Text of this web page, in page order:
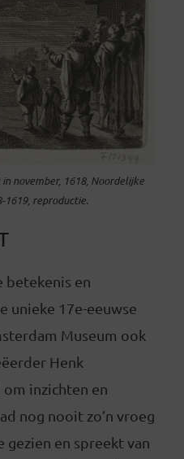
november, 1618, Noordelijke
1619, reproductie.
betekenis en
unieke 17e-eeuwse
Museum ook
Henk
inzichten en
nog nooit zo’n vroeg
en spreekt van